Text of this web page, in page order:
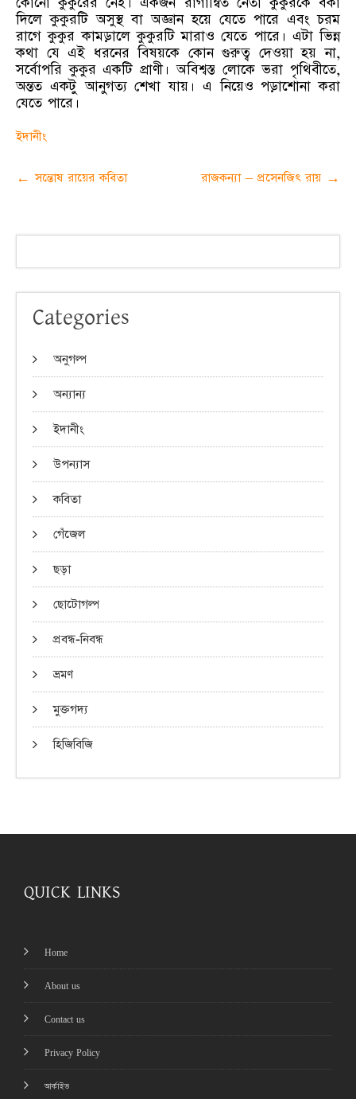
দিলে কুকুরটি অসুস্থ বা অজ্ঞান হয়ে যেতে পারে এবং চরম
রাগে কুকুর কামড়ালে কুকুরটি মারাও যেতে পারে। এটা ভিন্ন
কথা যে এই ধরনের বিষয়কে কোন গুরুত্ব দেওয়া হয় না,
সর্বোপরি কুকুর একটি প্রাণী। অবিশ্বস্ত লোকে ভরা পৃথিবীতে,
অন্তত একটু আনুগত্য শেখা যায়। এ নিয়েও পড়াশোনা করা
যেতে পারে।
ইদানীং
Post
← সন্তোষ রায়ের কবিতা রাজকন্যা – প্রসেনজিৎ রায় →
Categories
অনুগল্প
অন্যান্য
ইদানীং
উপন্যাস
কবিতা
গেঁজেল
ছড়া
ছোটোগল্প
প্রবন্ধ-নিবন্ধ
ভ্রমণ
মুক্তগদ্য
হিজিবিজি
QUICK LINKS
Home
About us
Contact us
Privacy Policy
আর্কাইভ